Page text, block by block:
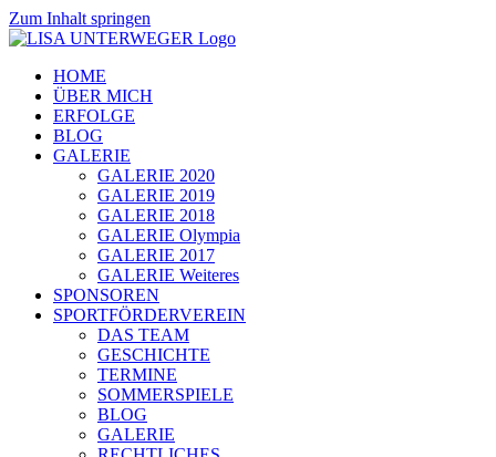
Zum Inhalt springen
HOME
ÜBER MICH
ERFOLGE
BLOG
GALERIE
GALERIE 2020
GALERIE 2019
GALERIE 2018
GALERIE Olympia
GALERIE 2017
GALERIE Weiteres
SPONSOREN
SPORTFÖRDERVEREIN
DAS TEAM
GESCHICHTE
TERMINE
SOMMERSPIELE
BLOG
GALERIE